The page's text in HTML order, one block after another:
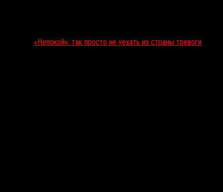
«Непокой»: так просто не уехать из страны тревоги